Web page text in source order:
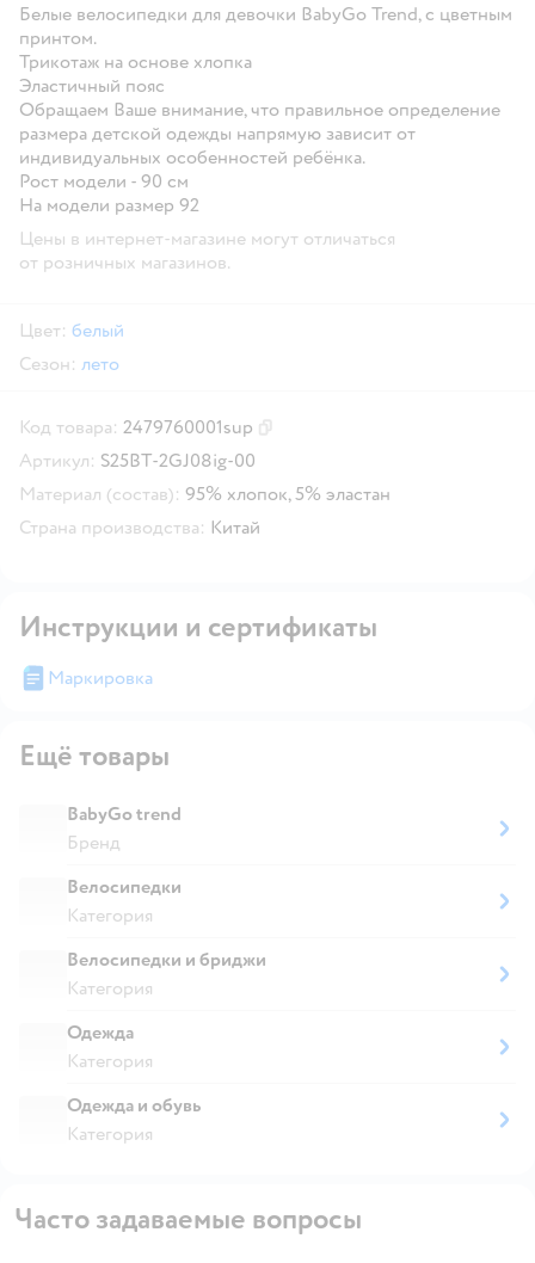
Белые велосипедки для девочки BabyGo Trend, с цветным
принтом.
Трикотаж на основе хлопка
Эластичный пояс
Обращаем Ваше внимание, что правильное определение
размера детской одежды напрямую зависит от
индивидуальных особенностей ребёнка.
Рост модели - 90 см
На модели размер 92
Цены в интернет-магазине могут отличаться
от розничных магазинов.
Цвет: белый
Сезон: лето
Код товара: 2479760001sup
Артикул: S25BT-2GJ08ig-00
Материал (состав): 95% хлопок, 5% эластан
Страна производства: Китай
Инструкции и сертификаты
Маркировка
Ещё товары
BabyGo trend
Бренд
Велосипедки
Категория
Велосипедки и бриджи
Категория
Одежда
Категория
Одежда и обувь
Категория
Часто задаваемые вопросы